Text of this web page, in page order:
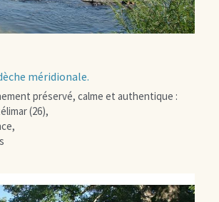
méridionale.
préservé, calme et authentique :
(26),